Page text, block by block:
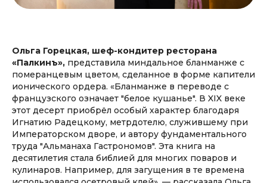
Ольга Горецкая, шеф-кондитер ресторана
«Палкинъ», представила миндальное бланманже с
померанцевым цветом, сделанное в форме капители
ионического ордера. «Бланманже в переводе с
французского означает "белое кушанье". В XIX веке
этот десерт приобрёл особый характер благодаря
Игнатию Радецкому, метрдотелю, служившему при
Императорском дворе, и автору фундаментального
труда "Альманаха Гастрономов". Эта книга на
десятилетия стала библией для многих поваров и
кулинаров. Например, для загущения в те времена